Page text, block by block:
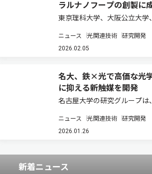
ラルナノフープの創製に
東京理科大学、大阪公立大学
原子を精密に配置した[9]シク
（[9]CPP）の開発に成功した
ニュース 光関連技術 研究開発
2026.02.05
名大、鉄×光で高価な光
に抑える新触媒を開発
名古屋大学の研究グループは
的なデザインの鉄（III）光触
（ニュースリリース）。 金属
ニュース 光関連技術 研究開発
2026.01.26
新着ニュース